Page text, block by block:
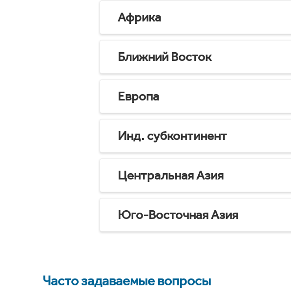
Африка
Ближний Восток
Европа
Инд. субконтинент
Центральная Азия
Юго-Восточная Азия
Часто задаваемые вопросы